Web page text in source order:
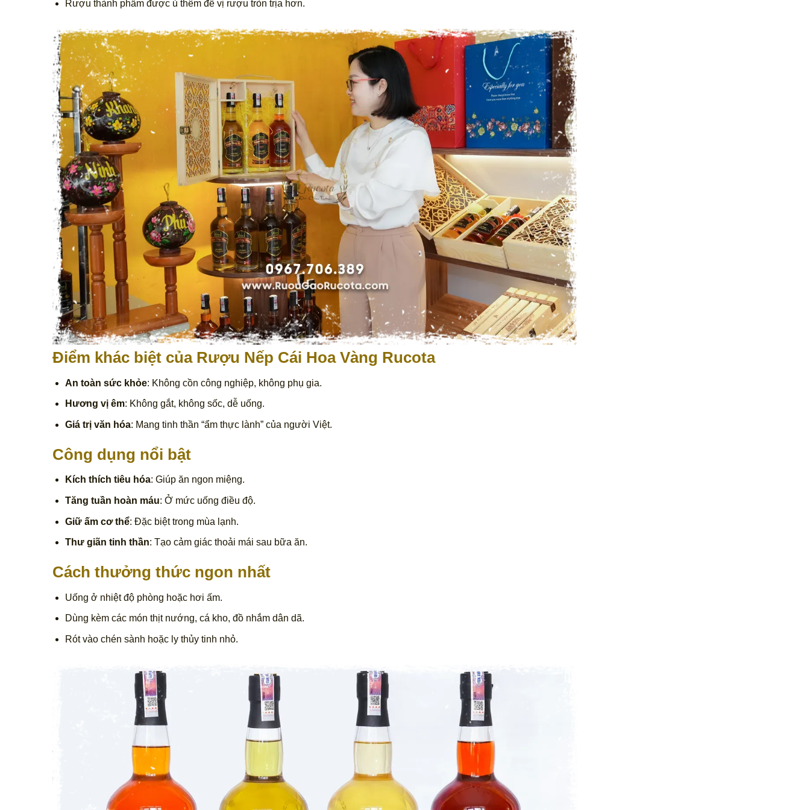
Rượu thành phẩm được ủ thêm để vị rượu tròn trịa hơn.
Điểm khác biệt của Rượu Nếp Cái Hoa Vàng Rucota
An toàn sức khỏe: Không cồn công nghiệp, không phụ gia.
Hương vị êm: Không gắt, không sốc, dễ uống.
Giá trị văn hóa: Mang tinh thần “ẩm thực lành” của người Việt.
Công dụng nổi bật
Kích thích tiêu hóa: Giúp ăn ngon miệng.
Tăng tuần hoàn máu: Ở mức uống điều độ.
Giữ ấm cơ thể: Đặc biệt trong mùa lạnh.
Thư giãn tinh thần: Tạo cảm giác thoải mái sau bữa ăn.
Cách thưởng thức ngon nhất
Uống ở nhiệt độ phòng hoặc hơi ấm.
Dùng kèm các món thịt nướng, cá kho, đồ nhắm dân dã.
Rót vào chén sành hoặc ly thủy tinh nhỏ.